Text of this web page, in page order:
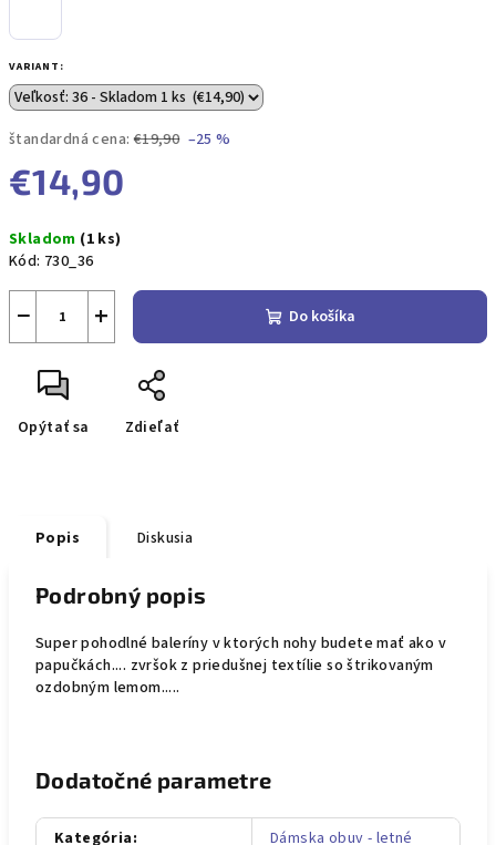
VARIANT:
štandardná cena: €19,90 –25 %
€14,90
cena:
Skladom (1 ks)
Kód: 730_36
+
− Do košíka
Opýtať sa Zdieľať
Popis Diskusia
Podrobný popis
Super pohodlné baleríny v ktorých nohy budete mať ako v
papučkách.... zvršok z priedušnej textílie so štrikovaným
ozdobným lemom.....
Dodatočné parametre
Kategória:
Dámska obuv - letné